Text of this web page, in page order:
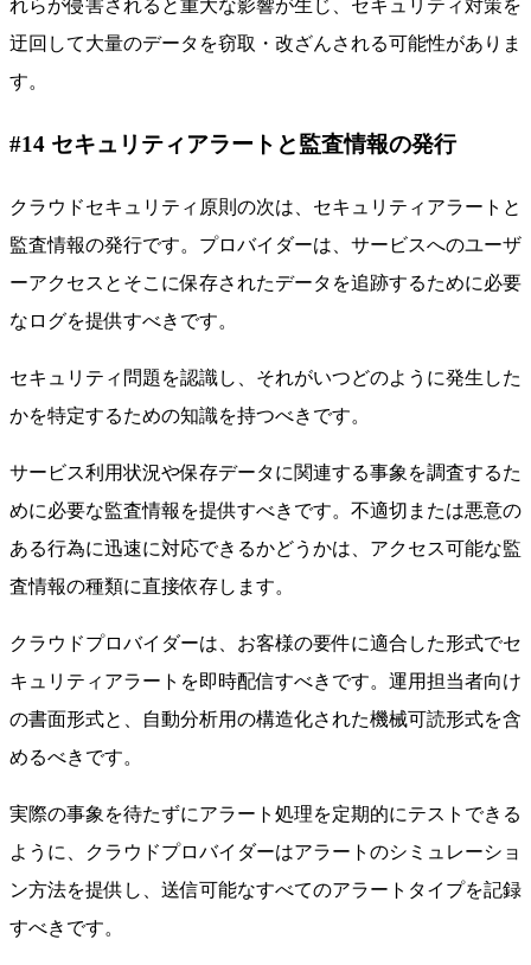
れらが侵害されると重大な影響が生じ、セキュリティ対策を
迂回して大量のデータを窃取・改ざんされる可能性がありま
す。
#14 セキュリティアラートと監査情報の発行
クラウドセキュリティ原則の次は、セキュリティアラートと
監査情報の発行です。プロバイダーは、サービスへのユーザ
ーアクセスとそこに保存されたデータを追跡するために必要
なログを提供すべきです。
セキュリティ問題を認識し、それがいつどのように発生した
かを特定するための知識を持つべきです。
サービス利用状況や保存データに関連する事象を調査するた
めに必要な監査情報を提供すべきです。不適切または悪意の
ある行為に迅速に対応できるかどうかは、アクセス可能な監
査情報の種類に直接依存します。
クラウドプロバイダーは、お客様の要件に適合した形式でセ
キュリティアラートを即時配信すべきです。運用担当者向け
の書面形式と、自動分析用の構造化された機械可読形式を含
めるべきです。
実際の事象を待たずにアラート処理を定期的にテストできる
ように、クラウドプロバイダーはアラートのシミュレーショ
ン方法を提供し、送信可能なすべてのアラートタイプを記録
すべきです。